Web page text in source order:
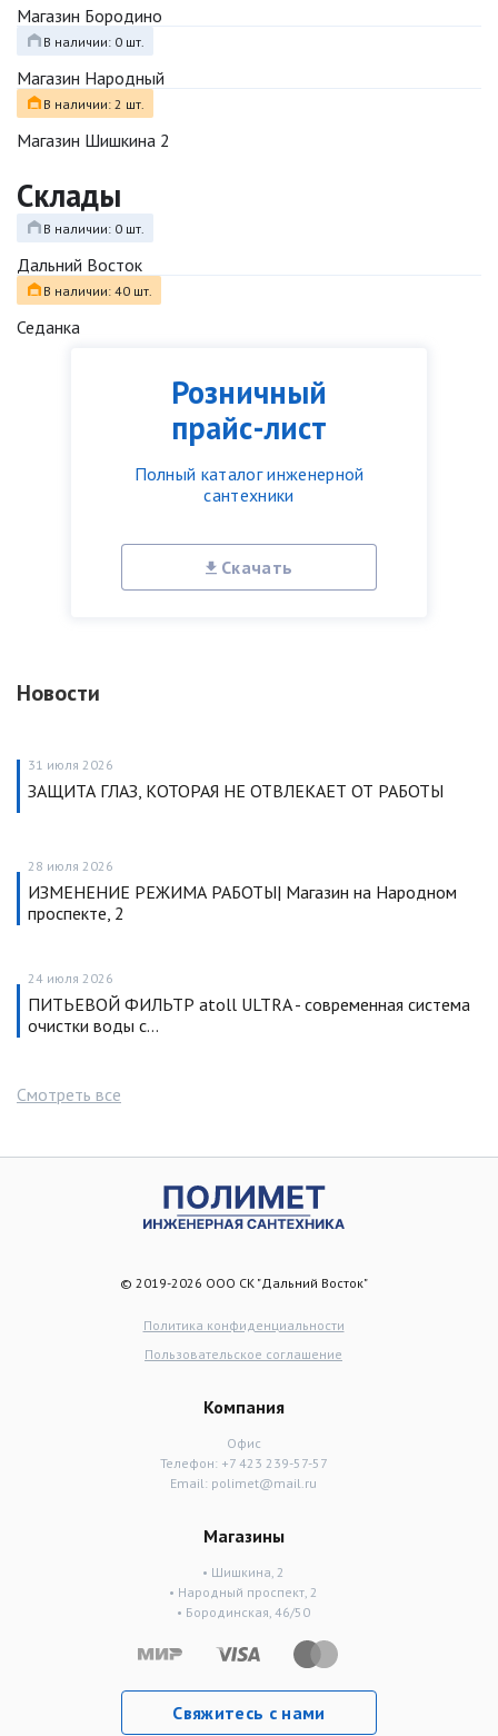
Розничный
прайс-лист
Полный каталог инженерной
сантехники
Скачать
Новости
31 июля 2026
ЗАЩИТА ГЛАЗ, КОТОРАЯ НЕ ОТВЛЕКАЕТ ОТ РАБОТЫ
28 июля 2026
ИЗМЕНЕНИЕ РЕЖИМА РАБОТЫ| Магазин на Народном
проспекте, 2
24 июля 2026
ПИТЬЕВОЙ ФИЛЬТР atoll ULTRA - современная система
очистки воды с…
Смотреть все
Магазин Бородино
В наличии: 0 шт.
Магазин Народный
В наличии: 2 шт.
Магазин Шишкина 2
Склады
В наличии: 0 шт.
Дальний Восток
В наличии: 40 шт.
Седанка
© 2019-2026 ООО СК "Дальний Восток"
Политика конфиденциальности
Пользовательское соглашение
Компания
Офис
Телефон: +7 423 239-57-57
Email: polimet@mail.ru
Магазины
• Шишкина, 2
• Народный проспект, 2
• Бородинская, 46/50
Свяжитесь с нами